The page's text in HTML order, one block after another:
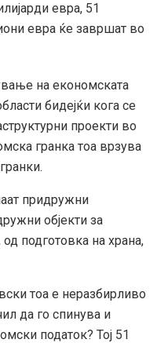
евра, 51
евра ќе завршат во
на економската
бидејќи кога се
проекти во
гранка тоа врзува
придружни
објекти за
подготовка на храна,
тоа е неразбирливо
да го спинува и
податок? Тој 51